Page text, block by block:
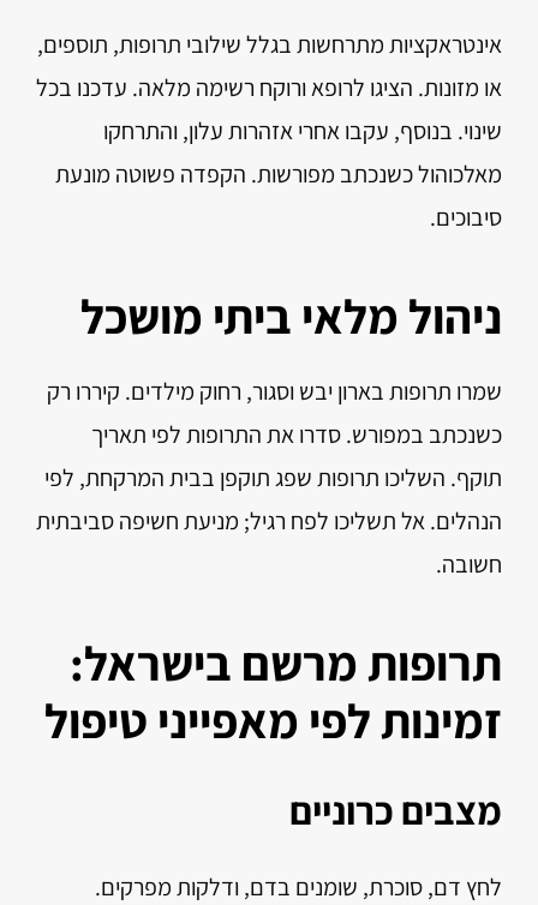
אינטראקציות מתרחשות בגלל שילובי תרופות, תוספים,
או מזונות. הציגו לרופא ורוקח רשימה מלאה. עדכנו בכל
שינוי. בנוסף, עקבו אחרי אזהרות עלון, והתרחקו
מאלכוהול כשנכתב מפורשות. הקפדה פשוטה מונעת
סיבוכים.
ניהול מלאי ביתי מושכל
שמרו תרופות בארון יבש וסגור, רחוק מילדים. קיררו רק
כשנכתב במפורש. סדרו את התרופות לפי תאריך
תוקף. השליכו תרופות שפג תוקפן בבית המרקחת, לפי
הנהלים. אל תשליכו לפח רגיל; מניעת חשיפה סביבתית
חשובה.
תרופות מרשם בישראל:
זמינות לפי מאפייני טיפול
מצבים כרוניים
לחץ דם, סוכרת, שומנים בדם, ודלקות מפרקים.